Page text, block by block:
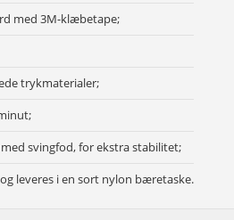
med 3M-klæbetape;
trykmaterialer;
svingfod, for ekstra stabilitet;
leveres i en sort nylon bæretaske.